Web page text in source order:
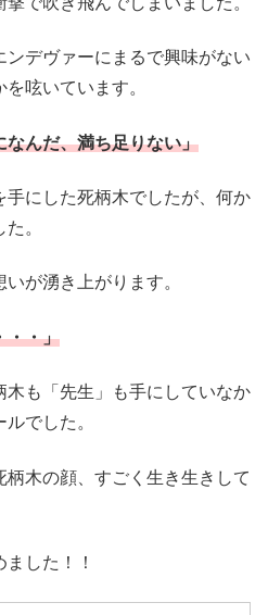
デヴァーにまるで興味がない
呟いています。
なんだ、満ち足りない」
にした死柄木でしたが、何か
。
が湧き上がります。
・・」
木も「先生」も手にしていなか
でした。
木の顔、すごく生き生きして
した！！